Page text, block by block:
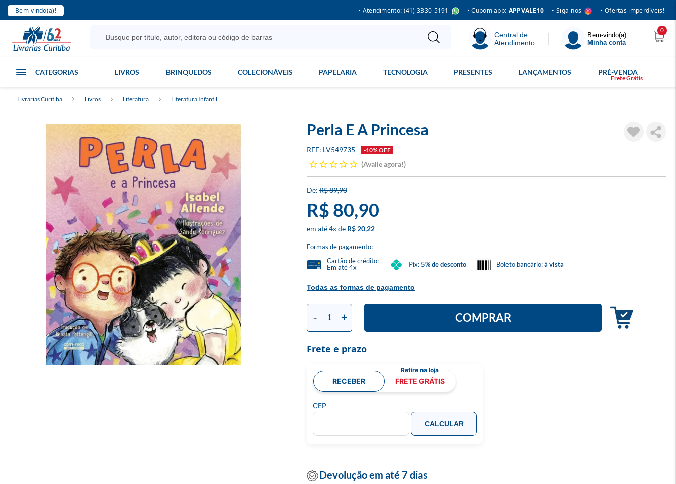
Bem-vindo(a)! • Atendimento: (41) 3330-5191 • Cupom app: APPVALE10 • Siga-nos • Ofertas imperdíveis!
Central de
Atendimento
Bem-vindo(a)
Minha conta
0
CATEGORIAS LIVROS BRINQUEDOS COLECIONÁVEIS PAPELARIA TECNOLOGIA PRESENTES LANÇAMENTOS PRÉ-VENDA
Livrarias Curitiba Livros Literatura Literatura Infantil
Perla E A Princesa
LV549735 -10% OFF
Avalie agora!
R$ 89,90
R$ 80,90
4x R$ 20,22
Formas de pagamento:
Todas as formas de pagamento
Cartão de crédito:
Em até 4x
Pix:5% de desconto Boleto bancário:à vista
- + COMPRAR
Frete e prazo
RECEBER FRETE GRÁTIS
CEP
CALCULAR
Devolução em até 7 dias